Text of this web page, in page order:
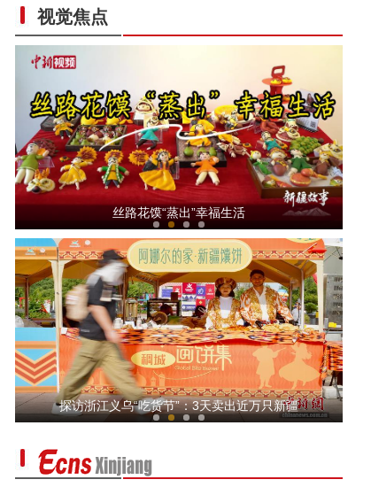
视觉焦点
新疆：手风琴声里的爱国情
丝路花馍“蒸出”幸福生活
我从新疆来丨“赛米米”用馕香搭起“心疆”桥
探访浙江义乌“吃货节”：3天卖出近万只新疆